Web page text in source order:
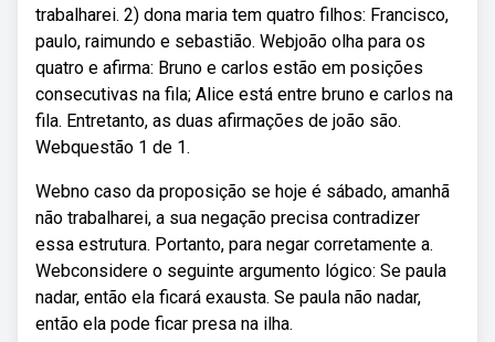
trabalharei. 2) dona maria tem quatro filhos: Francisco,
paulo, raimundo e sebastião. Webjoão olha para os
quatro e afirma: Bruno e carlos estão em posições
consecutivas na fila; Alice está entre bruno e carlos na
fila. Entretanto, as duas afirmações de joão são.
Webquestão 1 de 1.
Webno caso da proposição se hoje é sábado, amanhã
não trabalharei, a sua negação precisa contradizer
essa estrutura. Portanto, para negar corretamente a.
Webconsidere o seguinte argumento lógico: Se paula
nadar, então ela ficará exausta. Se paula não nadar,
então ela pode ficar presa na ilha.